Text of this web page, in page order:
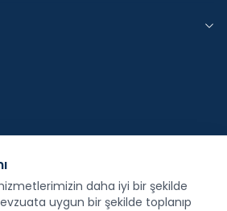
Fatura uygulaması
daha iyi bir şekilde
uygun bir şekilde toplanıp